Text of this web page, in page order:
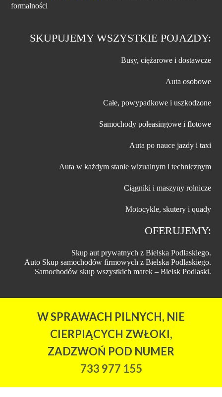
formalności
SKUPUJEMY WSZYSTKIE POJAZDY:
Busy, ciężarowe i dostawcze
Auta osobowe
Całe, powypadkowe i uszkodzone
Samochody poleasingowe i flotowe
Auta po nauce jazdy i taxi
Auta w każdym stanie wizualnym i technicznym
Ciągniki i maszyny rolnicze
Motocykle, skutery i quady
OFERUJEMY:
Skup aut prywatnych z Bielska Podlaskiego.
Auto Skup samochodów firmowych z Bielska Podlaskiego.
Samochodów skup wszystkich marek – Bielsk Podlaski.
W SPRAWACH PILNYCH, NIE
CIERPIĄCYCH ZWŁOKI,
ZADZWOŃ POD NUMER
733 977 155